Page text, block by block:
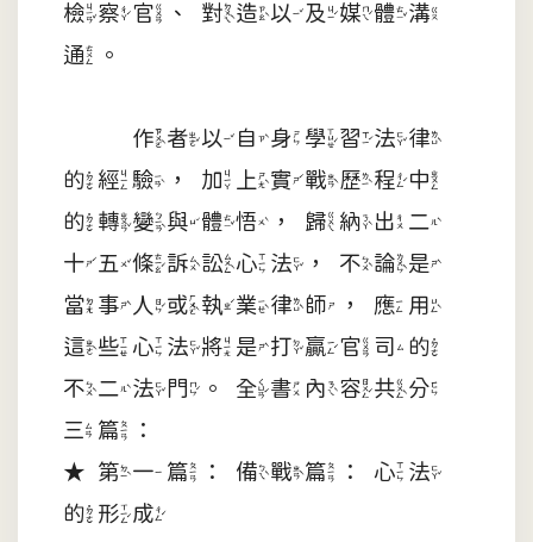
檢察官、對造以及媒體溝
通。
作者以自身學習法律
的經驗，加上實戰歷程中
的轉變與體悟，歸納出二
十五條訴訟心法，不論是
當事人或執業律師，應用
這些心法將是打贏官司的
不二法門。全書內容共分
三篇：
★第一篇：備戰篇：心法
的形成